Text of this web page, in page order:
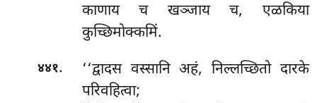
काणायच खञ्जाय च, एळकिया
कुच्छिमोक्कमिं.
४४१. ‘‘द्वादस वस्सानि अहं, निल्लच्छितो दारके
परिवहित्वा;